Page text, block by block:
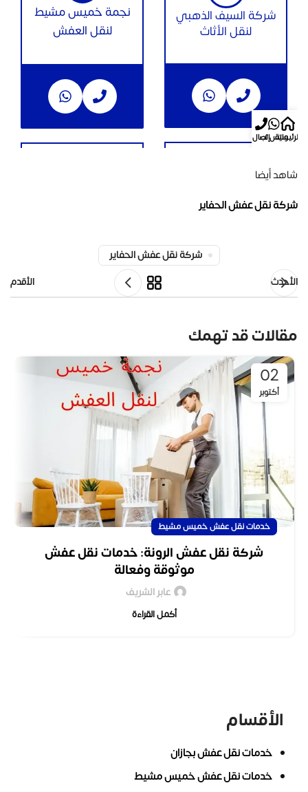
شاهد أيضا
شركة نقل عفش الحفاير
شركة نقل عفش الحفاير
الأحدث الأقدم
مقالات قد تهمك
02
أكتوبر
خدمات نقل عفش خميس مشيط
شركة نقل عفش الرونة: خدمات نقل عفش
موثوقة وفعالة
عابر الشريف
أكمل القراءة
الأقسام
خدمات نقل عفش بجازان
خدمات نقل عفش خميس مشيط